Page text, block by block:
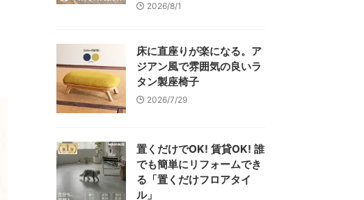
2026/8/1
床に直座りが楽になる。ア
ジアン風で雰囲気の良いラ
タン製座椅子
2026/7/29
置くだけでOK! 賃貸OK! 誰
でも簡単にリフォームでき
る「置くだけフロアタイ
ル」